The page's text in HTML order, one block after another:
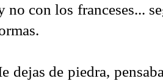
no con los franceses...
dejas de piedra,